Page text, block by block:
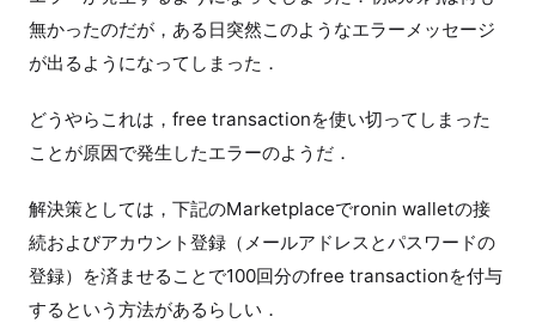
無かったのだが，ある日突然このようなエラーメッセージ
が出るようになってしまった．
どうやらこれは，free transactionを使い切ってしまった
ことが原因で発生したエラーのようだ．
解決策としては，下記のMarketplaceでronin walletの接
続およびアカウント登録（メールアドレスとパスワードの
登録）を済ませることで100回分のfree transactionを付与
するという方法があるらしい．